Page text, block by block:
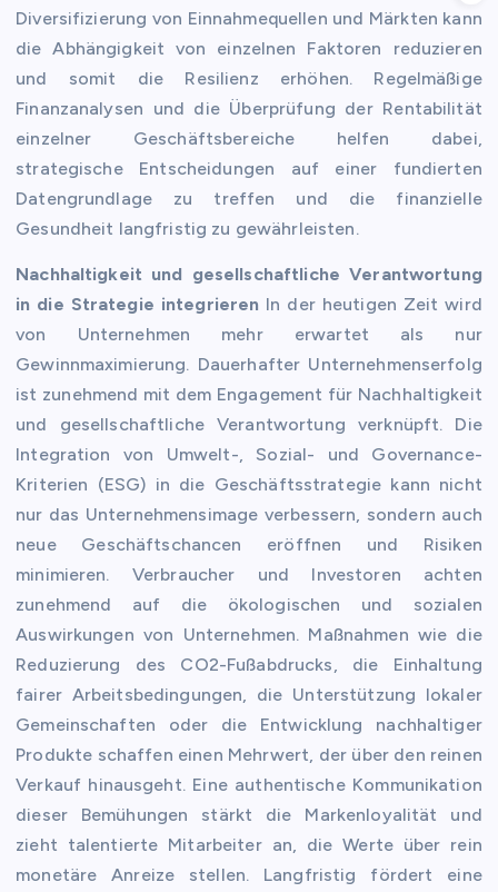
Diversifizierung von Einnahmequellen und Märkten kann
die Abhängigkeit von einzelnen Faktoren reduzieren
und somit die Resilienz erhöhen. Regelmäßige
Finanzanalysen und die Überprüfung der Rentabilität
einzelner Geschäftsbereiche helfen dabei,
strategische Entscheidungen auf einer fundierten
Datengrundlage zu treffen und die finanzielle
Gesundheit langfristig zu gewährleisten.
Nachhaltigkeit und gesellschaftliche Verantwortung
in die Strategie integrieren In der heutigen Zeit wird
von Unternehmen mehr erwartet als nur
Gewinnmaximierung. Dauerhafter Unternehmenserfolg
ist zunehmend mit dem Engagement für Nachhaltigkeit
und gesellschaftliche Verantwortung verknüpft. Die
Integration von Umwelt-, Sozial- und Governance-
Kriterien (ESG) in die Geschäftsstrategie kann nicht
nur das Unternehmensimage verbessern, sondern auch
neue Geschäftschancen eröffnen und Risiken
minimieren. Verbraucher und Investoren achten
zunehmend auf die ökologischen und sozialen
Auswirkungen von Unternehmen. Maßnahmen wie die
Reduzierung des CO2-Fußabdrucks, die Einhaltung
fairer Arbeitsbedingungen, die Unterstützung lokaler
Gemeinschaften oder die Entwicklung nachhaltiger
Produkte schaffen einen Mehrwert, der über den reinen
Verkauf hinausgeht. Eine authentische Kommunikation
dieser Bemühungen stärkt die Markenloyalität und
zieht talentierte Mitarbeiter an, die Werte über rein
monetäre Anreize stellen. Langfristig fördert eine